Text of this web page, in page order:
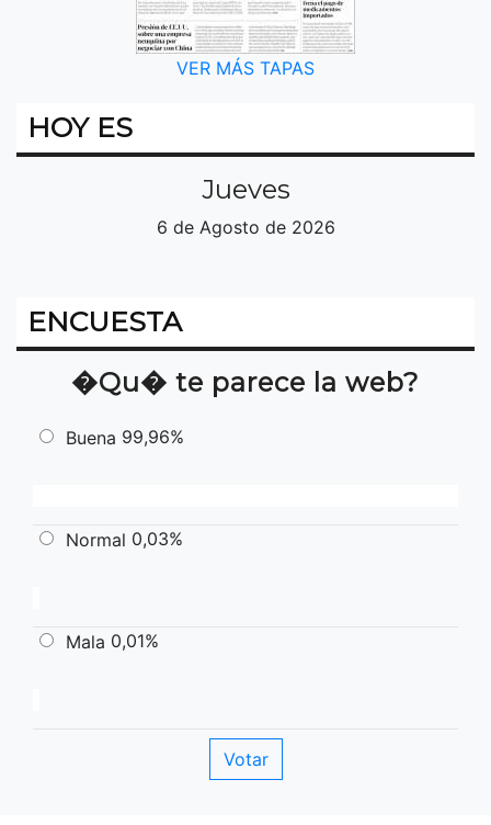
VER MÁS TAPAS
HOY ES
Jueves
6 de Agosto de 2026
ENCUESTA
�Qu� te parece la web?
Buena 99,96%
Normal 0,03%
Mala 0,01%